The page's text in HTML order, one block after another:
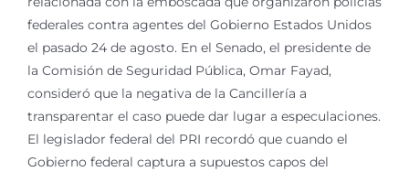
federales contra agentes del Gobierno Estados Unidos
el pasado 24 de agosto. En el Senado, el presidente de
la Comisión de Seguridad Pública, Omar Fayad,
consideró que la negativa de la Cancillería a
transparentar el caso puede dar lugar a especulaciones.
El legislador federal del PRI recordó que cuando el
Gobierno federal captura a supuestos capos del